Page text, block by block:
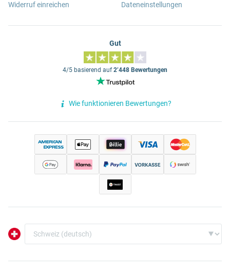
Widerruf einreichen
Dateneinstellungen
Gut
4/5 basierend auf2’448 Bewertungen
Wie funktionieren Bewertungen?